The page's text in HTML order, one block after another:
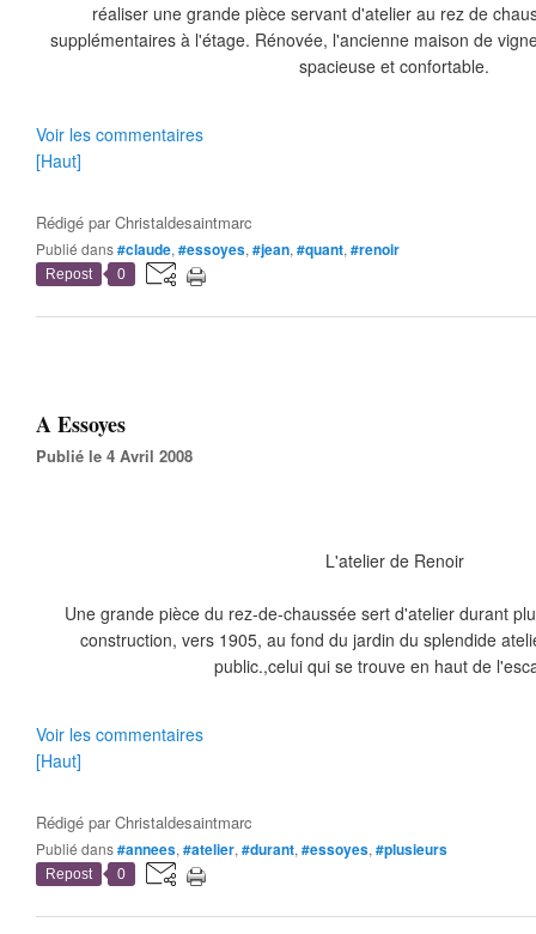
réaliser une grande pièce servant d'atelier au rez de
supplémentaires à l'étage. Rénovée, l'ancienne maison de
spacieuse et confortable.
Voir les commentaires
[Haut]
Rédigé parChristaldesaintmarc
Publié dans#claude, #essoyes, #jean, #quant, #renoir
Repost 0
A Essoyes
Publié le 4 Avril 2008
L'atelier de Renoir
Une grande pièce du rez-de-chaussée sert d'atelier durant
construction, vers 1905, au fond du jardin du splendide
public.,celui qui se trouve en haut de
Voir les commentaires
[Haut]
Rédigé parChristaldesaintmarc
Publié dans#annees, #atelier, #durant, #essoyes, #plusieurs
Repost 0